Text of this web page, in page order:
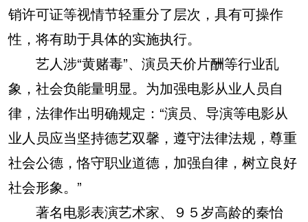
销许可证等视情节轻重分了层次，具有可操作
性，将有助于具体的实施执行。
艺人涉“黄赌毒”、演员天价片酬等行业乱
象，社会负能量明显。为加强电影从业人员自
律，法律作出明确规定：“演员、导演等电影从
业人员应当坚持德艺双馨，遵守法律法规，尊重
社会公德，恪守职业道德，加强自律，树立良好
社会形象。”
著名电影表演艺术家、９５岁高龄的秦怡